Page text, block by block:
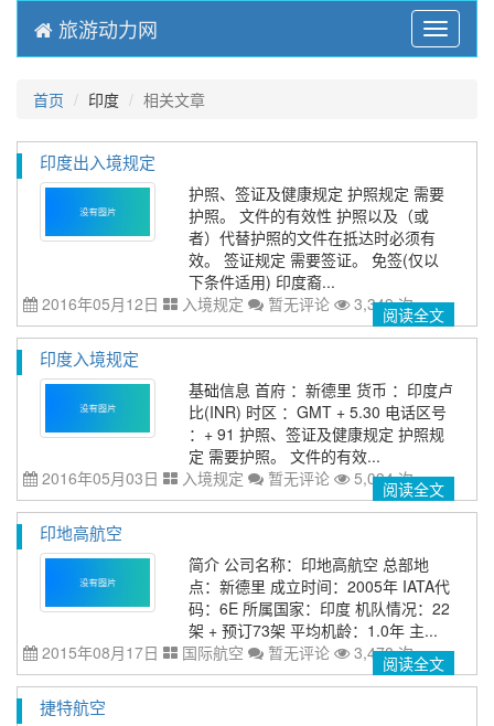
Menu
旅游动力网
首页 印度 相关文章
印度出入境规定
护照、签证及健康规定 护照规定 需要
护照。 文件的有效性 护照以及（或
者）代替护照的文件在抵达时必须有
效。 签证规定 需要签证。 免签(仅以
下条件适用) 印度裔...
2016年05月12日
入境规定 暂无评论 3,349 次阅读全文
印度入境规定
基础信息 首府 ：新德里 货币 ：印度卢
比(INR) 时区 ：GMT + 5.30 电话区号
：+ 91 护照、签证及健康规定 护照规
定 需要护照。 文件的有效...
2016年05月03日
入境规定 暂无评论 5,034 次阅读全文
印地高航空
简介 公司名称：印地高航空 总部地
点：新德里 成立时间：2005年 IATA代
码：6E 所属国家：印度 机队情况：22
架 + 预订73架 平均机龄：1.0年 主...
2015年08月17日
国际航空 暂无评论 3,478 次阅读全文
捷特航空